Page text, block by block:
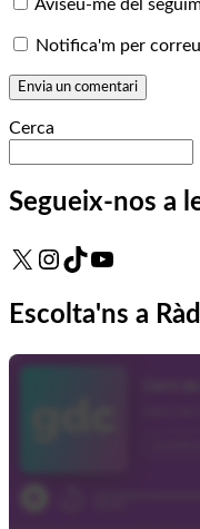
Aviseu-me del
Notifica'm per
Cerca
Segueix-nos a
X Instagram
TikTokYouTube
Escolta'ns a